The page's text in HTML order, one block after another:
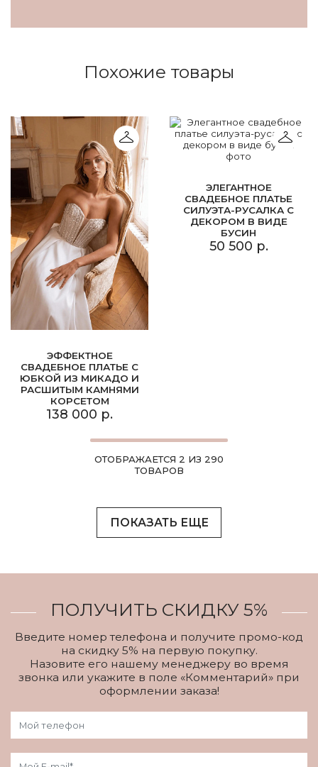
Похожие товары
ЭФФЕКТНОЕ
СВАДЕБНОЕ ПЛАТЬЕ С
ЮБКОЙ ИЗ МИКАДО И
РАСШИТЫМ КАМНЯМИ
КОРСЕТОМ
138 000 р.
ЭЛЕГАНТНОЕ
СВАДЕБНОЕ ПЛАТЬЕ
СИЛУЭТА-РУСАЛКА С
ДЕКОРОМ В ВИДЕ
БУСИН
50 500 р.
ОТОБРАЖАЕТСЯ 2 ИЗ 290
ТОВАРОВ
ПОКАЗАТЬ ЕЩЕ
ПОЛУЧИТЬ СКИДКУ 5%
Введите номер телефона и получите промо-код
на скидку 5% на первую покупку.
Назовите его нашему менеджеру во время
звонка или укажите в поле «Комментарий» при
оформлении заказа!